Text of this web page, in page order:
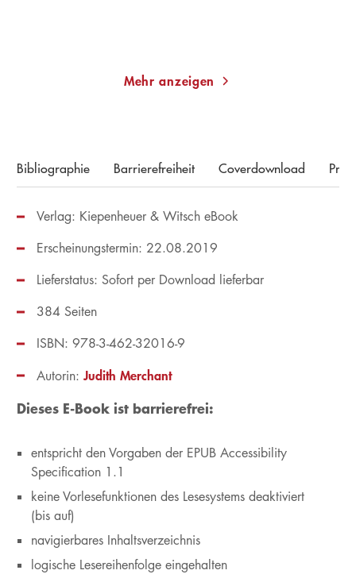
Mehr anzeigen
Bibliographie Barrierefreiheit Coverdownload
Verlag: Kiepenheuer & Witsch eBook
Erscheinungstermin: 22.08.2019
Lieferstatus: Sofort per Download lieferbar
ISBN: 978-3-462-32016-9
384 Seiten
Autorin:Judith Merchant
Dieses E-Book ist barrierefrei:
entspricht den Vorgaben der EPUB Accessibility
Specification 1.1
keine Vorlesefunktionen des Lesesystems deaktiviert
(bis auf)
navigierbares Inhaltsverzeichnis
logische Lesereihenfolge eingehalten